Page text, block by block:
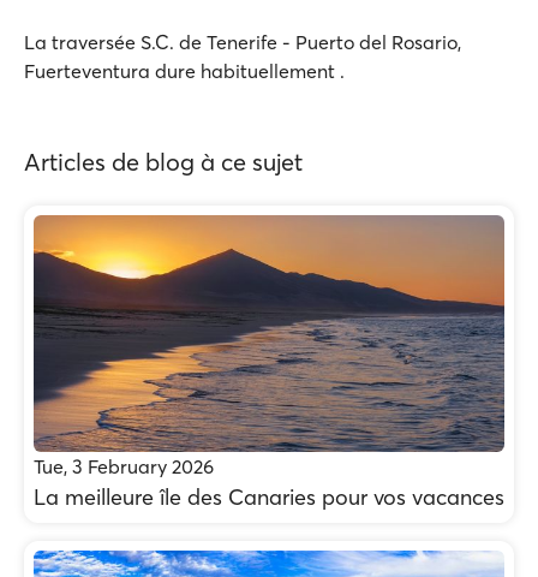
La traversée S.C. de Tenerife - Puerto del Rosario,
Fuerteventura dure habituellement .
Articles de blog à ce sujet
Tue, 3 February 2026
La meilleure île des Canaries pour vos vacances